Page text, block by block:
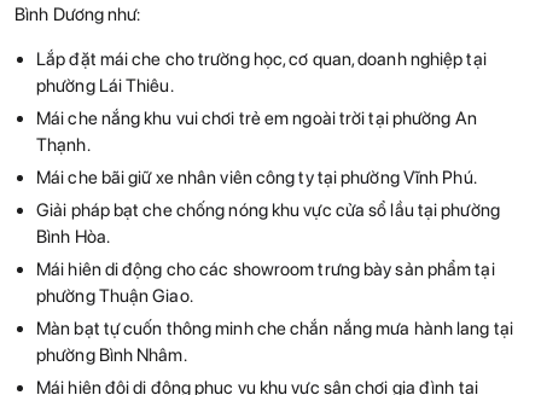
Bình Dương như:
Lắp đặt mái che cho trường học, cơ quan, doanh nghiệp tại
phường Lái Thiêu.
Mái che nắng khu vui chơi trẻ em ngoài trời tại phường An
Thạnh.
Mái che bãi giữ xe nhân viên công ty tại phường Vĩnh Phú.
Giải pháp bạt che chống nóng khu vực cửa sổ lầu tại phường
Bình Hòa.
Mái hiên di động cho các showroom trưng bày sản phẩm tại
phường Thuận Giao.
Màn bạt tự cuốn thông minh che chắn nắng mưa hành lang tại
phường Bình Nhâm.
Mái hiên đôi di động phục vụ khu vực sân chơi gia đình tại